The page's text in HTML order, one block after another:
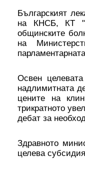
Българският
на КНСБ, КТ
общинските
на
Освен
надлимитната
цените на
трикратното
дебат за
Здравното
целева субсидия